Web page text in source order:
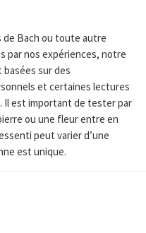
de Bach ou toute autre
par nos expériences, notre
sur des
et certaines lectures
Il est important de tester par
ou une fleur entre en
peut varier d’une
est unique.